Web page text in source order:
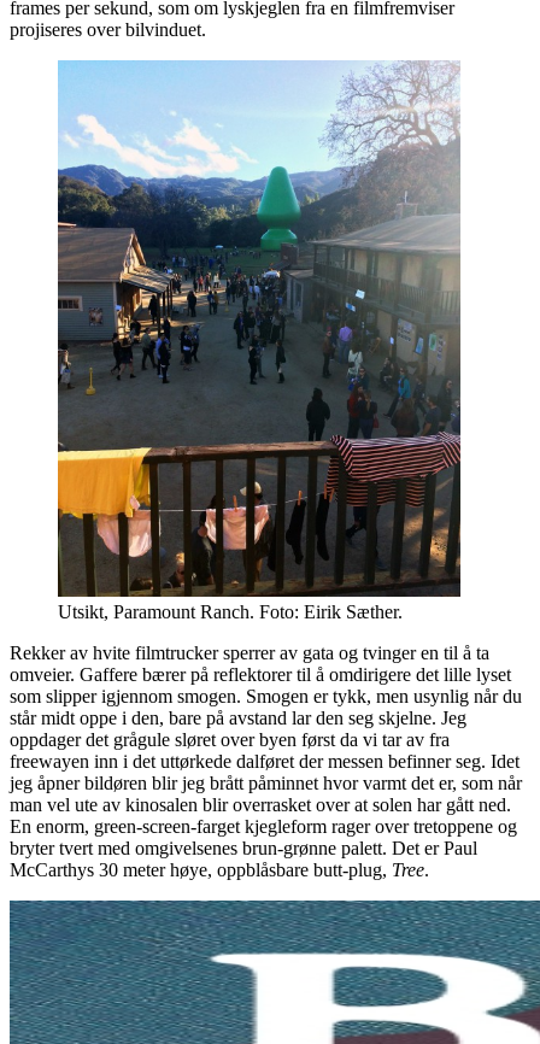
frames per sekund, som om lyskjeglen fra en filmfremviser
projiseres over bilvinduet.
Utsikt, Paramount Ranch. Foto: Eirik Sæther.
Rekker av hvite filmtrucker sperrer av gata og tvinger en til å ta
omveier. Gaffere bærer på reflektorer til å omdirigere det lille lyset
som slipper igjennom smogen. Smogen er tykk, men usynlig når du
står midt oppe i den, bare på avstand lar den seg skjelne. Jeg
oppdager det grågule sløret over byen først da vi tar av fra
freewayen inn i det uttørkede dalføret der messen befinner seg. Idet
jeg åpner bildøren blir jeg brått påminnet hvor varmt det er, som når
man vel ute av kinosalen blir overrasket over at solen har gått ned.
En enorm, green-screen-farget kjegleform rager over tretoppene og
bryter tvert med omgivelsenes brun-grønne palett. Det er Paul
McCarthys 30 meter høye, oppblåsbare butt-plug, Tree.